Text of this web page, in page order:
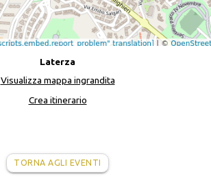
Laterza
Visualizza mappa ingrandita
Crea itinerario
TORNA AGLI EVENTI